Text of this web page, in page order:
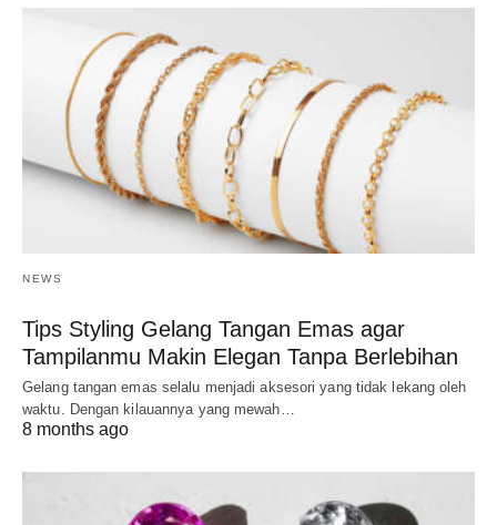
NEWS
Tips Styling Gelang Tangan Emas agar
Tampilanmu Makin Elegan Tanpa Berlebihan
Gelang tangan emas selalu menjadi aksesori yang tidak lekang oleh
waktu. Dengan kilauannya yang mewah…
8 months ago